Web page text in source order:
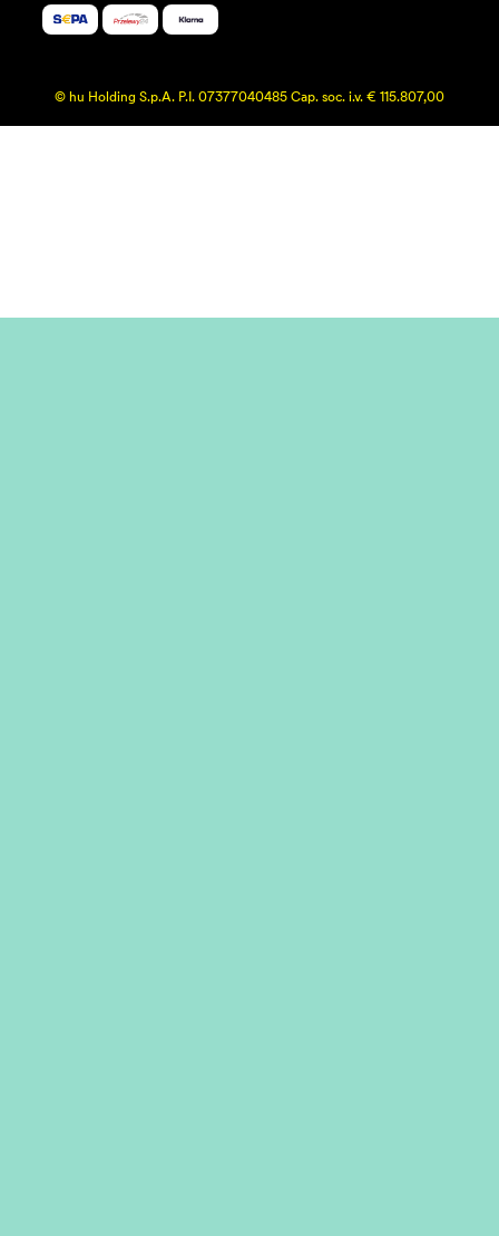
© hu Holding S.p.A. P.I. 07377040485 Cap. soc. i.v. € 115.807,00